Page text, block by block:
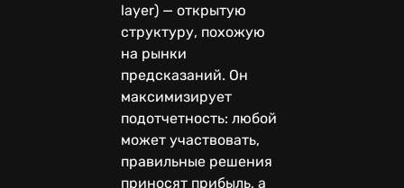
layer) — открытую
структуру, похожую
на рынки
предсказаний. Он
максимизирует
подотчетность: любой
может участвовать,
правильные решения
приносят прибыль, а